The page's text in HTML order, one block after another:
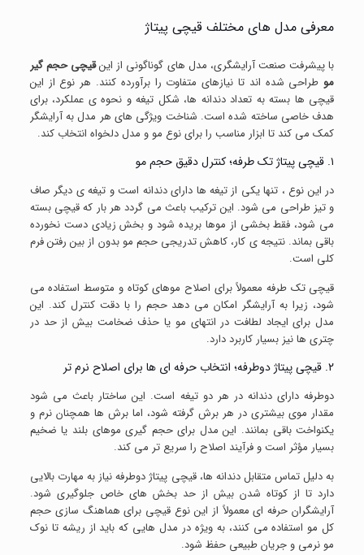
معرفی مدل های مختلف قیچی پیتاژ
با پیشرفت صنعت آرایشگری، مدل های گوناگونی از اینقیچی حجم گیر
مو طراحی شده اند تا نیازهای متفاوت را برآورده کنند. هر نوع از این
قیچی ها بسته به تعداد دندانه ها، شکل تیغه و نحوه ی عملکرد، برای
هدف خاصی ساخته شده است. شناخت ویژگی های هر مدل به آرایشگر
کمک می کند تا ابزار مناسب را برای نوع مو و مدل دلخواه انتخاب کند.
۱. قیچی پیتاژ تک طرفه؛ کنترل دقیق حجم مو
در این نوع ، تنها یکی از تیغه ها دارای دندانه است و تیغه ی دیگر صاف
و تیز طراحی می شود. این ترکیب باعث می گردد هر بار که قیچی بسته
می شود، فقط بخشی از موها بریده شود و بخش زیادی دست نخورده
باقی بماند. نتیجه ی کار، کاهش تدریجی حجم مو بدون از بین رفتن فرم
کلی است.
قیچی تک طرفه معمولاً برای اصلاح موهای کوتاه و متوسط استفاده می
شود، زیرا به آرایشگر امکان می دهد حجم را با دقت کنترل کند. این
مدل برای ایجاد لطافت در انتهای مو یا حذف ضخامت بیش از حد در
چتری ها نیز بسیار کاربرد دارد.
۲. قیچی پیتاژ دوطرفه؛ انتخاب حرفه ای ها برای اصلاح نرم تر
دوطرفه دارای دندانه در هر دو تیغه است. این ساختار باعث می شود
مقدار موی بیشتری در هر برش گرفته شود، اما برش ها همچنان نرم و
یکنواخت باقی بمانند. این مدل برای حجم گیری موهای بلند یا ضخیم
بسیار مؤثر است و فرآیند اصلاح را سریع تر می کند.
به دلیل تماس متقابل دندانه ها، قیچی پیتاژ دوطرفه نیاز به مهارت بالایی
دارد تا از کوتاه شدن بیش از حد بخش های خاص جلوگیری شود.
آرایشگران حرفه ای معمولاً از این نوع قیچی برای هماهنگ سازی حجم
کل مو استفاده می کنند، به ویژه در مدل هایی که باید از ریشه تا نوک
مو نرمی و جریان طبیعی حفظ شود.